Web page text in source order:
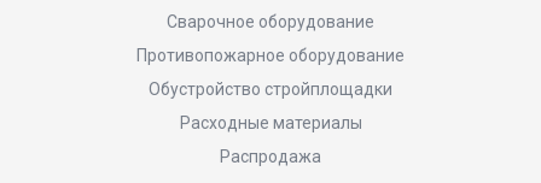
Сварочное оборудование
Противопожарное оборудование
Обустройство стройплощадки
Расходные материалы
Распродажа